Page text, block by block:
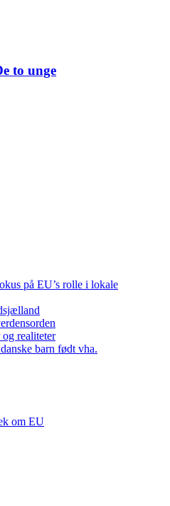
to unge
på EU’s rolle i lokale
realiteter
barn født vha.
om EU